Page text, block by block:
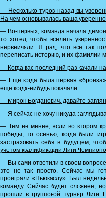
— Несколько туров назад вы
На чем основывалась ваша
— Во-первых, команда начала
то хотел, чтобы вселить
нервничали. Я рад, что все так
переписать историю, и их фамилии
— Когда вас последний раз качали на
— Еще когда была первая
еще когда-нибудь покачали.
— Мирон Богданович, давайте
— Я сейчас не хочу никуда
— Тем не менее, если во втором
победы, то осенью, когда были
застраховать себя в будущем,
учетом квалификации Лиги
— Вы сами ответили в своем
это не так просто. Сейчас мы
проиграли «Ньюкаслу». Был
команду. Сейчас будет сложнее,
прошли в групповой турнир